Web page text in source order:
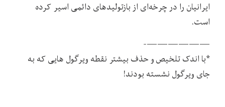
ایرانیان را در چرخه‌‌ای از بازتولیدهای دائمی اسیر کرده
است.
——————-
*با اندک تلخیص و حذف بیشتر نقطه ویرگول هایی که به
جای ویرگول نشسته بودند!